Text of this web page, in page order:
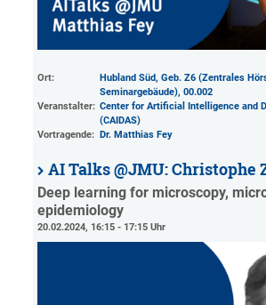
Ort:
Hubland Süd, Geb. Z6 (Zentrales
Seminargebäude), 00.002
Veranstalter: Center for Artificial Intelligence and
(CAIDAS)
Vortragende: Dr. Matthias Fey
AI Talks @JMU: Christophe
Deep learning for microscopy,
epidemiology
20.02.2024, 16:15 - 17:15 Uhr